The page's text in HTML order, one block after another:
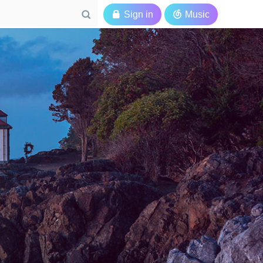
  Sign in  Music